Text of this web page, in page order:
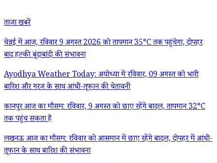
ताजा खबरें
चेन्नई में आज, रविवार 9 अगस्त 2026 को तापमान 35°C तक पहुंचेगा, दोपहर
बाद हल्की बूंदाबांदी की संभावना
Ayodhya Weather Today: अयोध्या में रविवार, 09 अगस्त को भारी
बारिश और गरज के साथ आंधी-तूफान की चेतावनी
कानपुर आज का मौसम: रविवार, 9 अगस्त को छाए रहेंगे बादल, तापमान 32°C
तक पहुंच सकता है
लखनऊ आज का मौसम: रविवार को आसमान में छाए रहेंगे बादल, दोपहर में आंधी-
तूफान के साथ बारिश की संभावना